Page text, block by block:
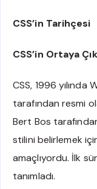
CSS’in Tarihçesi
CSS’in Ortaya
CSS, 1996
tarafından resmi
Bert Bos
stilini belirlemek
amaçlıyordu. İlk
tanımladı.